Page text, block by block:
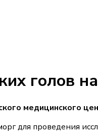
голов
медицинского
для проведения